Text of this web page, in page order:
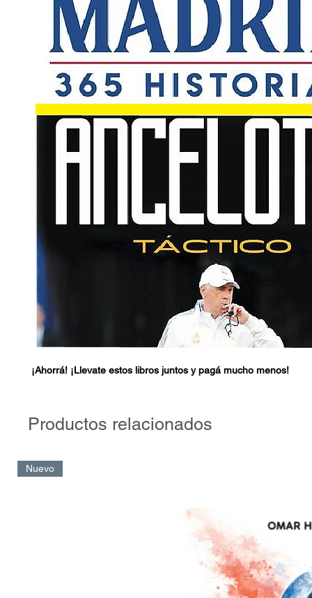
¡Ahorrá! ¡Llevate estos libros juntos y pagá mucho menos!
Productos relacionados
Nuevo